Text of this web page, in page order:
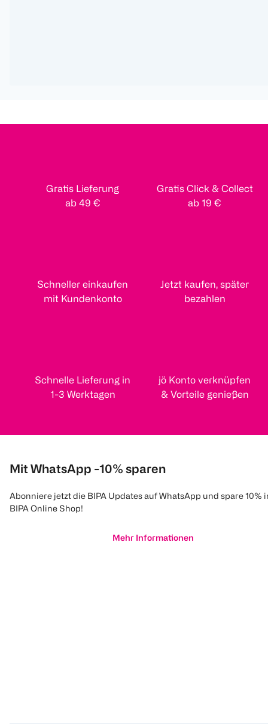
Gratis Lieferung
ab 49 €
Gratis Click & Collect
ab 19 €
Schneller einkaufen
mit Kundenkonto
Jetzt kaufen, später
bezahlen
Schnelle Lieferung in
1-3 Werktagen
jö Konto verknüpfen
& Vorteile genießen
Mit WhatsApp -10% sparen
Abonniere jetzt die BIPA Updates auf WhatsApp und spare 10%
BIPA Online Shop!
Mehr Informationen